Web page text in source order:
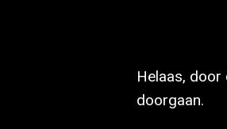
Helaas, door
doorgaan.